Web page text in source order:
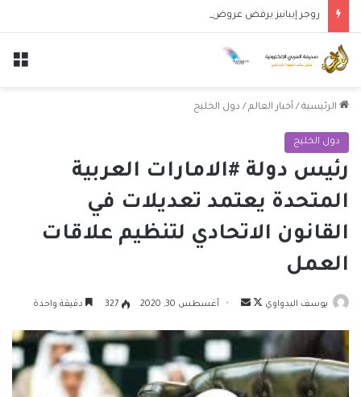
روجر إيبانيز يرفض عروض الدوري الإنجليزي ويقرر الاستمرار مع الأهلي
الرئيسية / أخبار العالم / دول الخليج
دول الخليج
رئيس دولة #الامارات العربية
المتحدة يعتمد تعديلات في
القانون الاتحادي لتنظيم علاقات
العمل
يوسف البدواوي
تابعأرسل
إلكترونيا
أغسطس 30, 2020 327 دقيقة واحدة